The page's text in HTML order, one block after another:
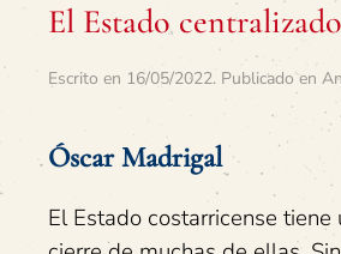
El Estado centralizado
Escrito en 16/05/2022. Publicado en
Óscar Madrigal
El Estado costarricense